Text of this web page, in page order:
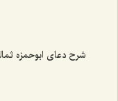
شرح دعای ابوحمزه ثمالی -